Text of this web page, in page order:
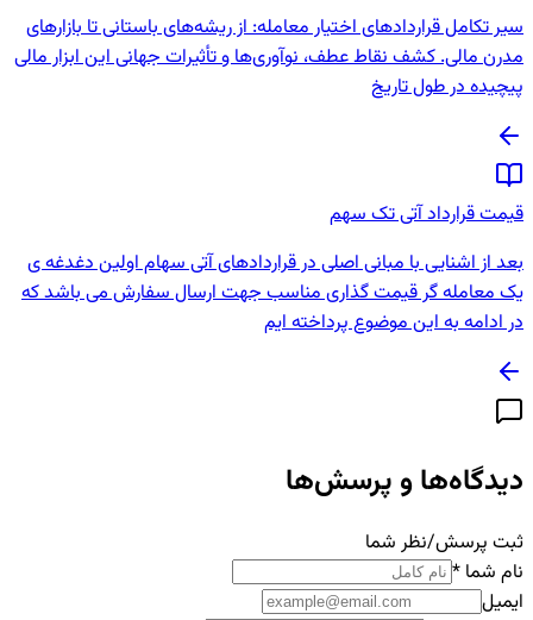
سیر تکامل قراردادهای اختیار معامله: از ریشه‌های باستانی تا بازارهای
مدرن مالی. کشف نقاط عطف، نوآوری‌ها و تأثیرات جهانی این ابزار مالی
پیچیده در طول تاریخ
قیمت قرارداد آتی تک سهم
بعد از اشنایی با مبانی اصلی در قراردادهای آتی سهام اولین دغدغه ی
یک معامله گر قیمت گذاری مناسب جهت ارسال سفارش می باشد که
در ادامه به این موضوع پرداخته ایم
دیدگاه‌ها و پرسش‌ها
ثبت پرسش/نظر شما
نام شما *
ایمیل